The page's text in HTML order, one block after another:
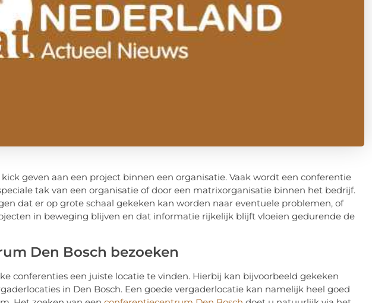
geven aan een project binnen een organisatie. Vaak wordt een conferentie
tak van een organisatie of door een matrixorganisatie binnen het bedrijf.
dat er op grote schaal gekeken kan worden naar eventuele problemen, of
in beweging blijven en dat informatie rijkelijk blijft vloeien gedurende de
Den Bosch bezoeken
conferenties een juiste locatie te vinden. Hierbij kan bijvoorbeeld gekeken
in Den Bosch. Een goede vergaderlocatie kan namelijk heel goed